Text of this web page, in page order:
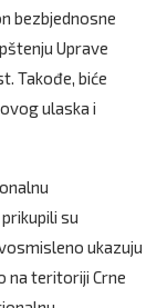
bezbjednosne
Uprave
Takođe, biće
ulaska i
su
ukazuju
na teritoriji Crne